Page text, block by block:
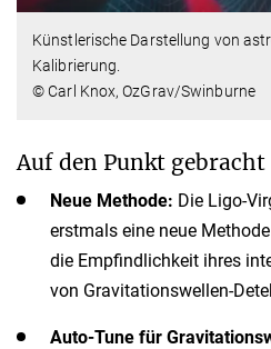
Künstlerische Darstellung von
Kalibrierung.
© Carl Knox, OzGrav/Swinburne
Auf den Punkt gebracht
Neue Methode: Die Ligo-
erstmals eine neue
die Empfindlichkeit ihres
von Gravitationswellen-
Auto-Tune für